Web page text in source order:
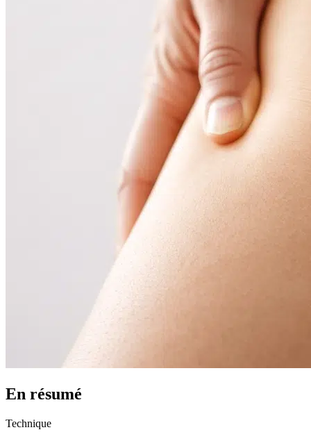
En résumé
Technique